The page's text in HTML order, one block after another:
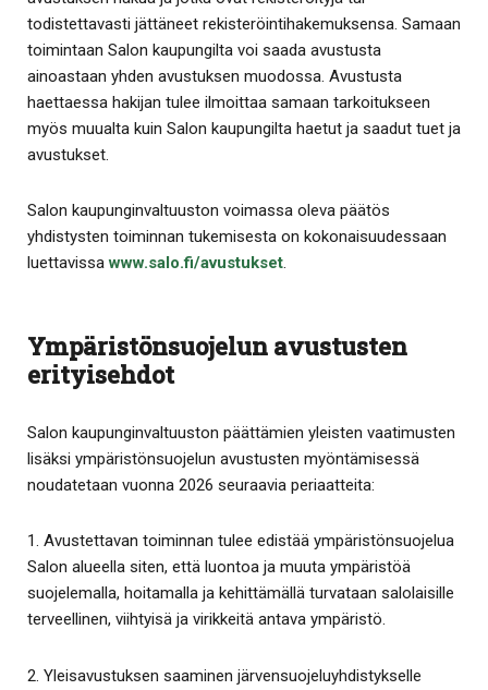
todistettavasti jättäneet rekisteröintihakemuksensa. Samaan
toimintaan Salon kaupungilta voi saada avustusta
ainoastaan yhden avustuksen muodossa. Avustusta
haettaessa hakijan tulee ilmoittaa samaan tarkoitukseen
myös muualta kuin Salon kaupungilta haetut ja saadut tuet ja
avustukset.
Salon kaupunginvaltuuston voimassa oleva päätös
yhdistysten toiminnan tukemisesta on kokonaisuudessaan
luettavissawww.salo.fi/avustukset.
Ympäristönsuojelun avustusten
erityisehdot
Salon kaupunginvaltuuston päättämien yleisten vaatimusten
lisäksi ympäristönsuojelun avustusten myöntämisessä
noudatetaan vuonna 2026 seuraavia periaatteita:
1. Avustettavan toiminnan tulee edistää ympäristönsuojelua
Salon alueella siten, että luontoa ja muuta ympäristöä
suojelemalla, hoitamalla ja kehittämällä turvataan salolaisille
terveellinen, viihtyisä ja virikkeitä antava ympäristö.
2. Yleisavustuksen saaminen järvensuojeluyhdistykselle